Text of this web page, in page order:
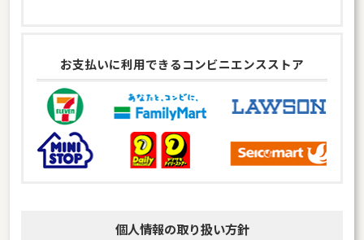
お支払いに利用できるコンビニエンスストア
個人情報の取り扱い方針